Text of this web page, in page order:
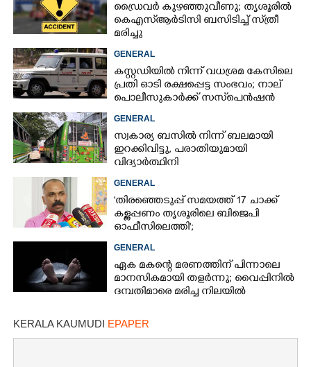
ഡ്രൈവർ കുഴഞ്ഞുവീണു; തൃശൂരിൽ
കെഎസ്‌ആർടിസി ബസിടിച്ച് സ്‌ത്രീ
മരിച്ചു
GENERAL
കസ്റ്റഡിയിൽ നിന്ന് വധശ്രമ കേസിലെ
പ്രതി ഓടി രക്ഷപ്പെട്ട സംഭവം; നാല്
പൊലീസുകാർക്ക് സസ്‌പെൻഷൻ
GENERAL
സ്വകാര്യ ബസിൽ നിന്ന് ബലമായി
ഇറക്കിവിട്ടു, പരാതിയുമായി
വിദ്യാർത്ഥിനി
GENERAL
'തിരഞ്ഞെടുപ്പ് സമയത്ത് 17 ചാക്ക്
കള്ളപ്പണം തൃശൂരിലെ ബിജെപി
ഓഫീസിലെത്തി';
വെളിപ്പെടുത്തലുമായി മുൻ ഓഫീസ്
സെക്രട്ടറി
GENERAL
ഏക മകന്റെ മരണത്തിന് പിന്നാലെ
മാനസികമായി തളർന്നു; വൈപ്പിനിൽ
ദമ്പതിമാരെ മരിച്ച നിലയിൽ
KERALA KAUMUDI EPAPER